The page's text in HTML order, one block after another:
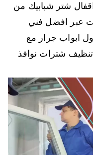
شتر شبابيك من
عبر افضل فني
ابواب جرار مع
شترات نوافذ